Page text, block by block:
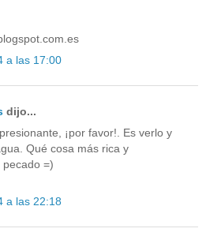
a las 17:00
dijo...
¡por favor!. Es verlo y
Qué cosa más rica y
=)
a las 22:18